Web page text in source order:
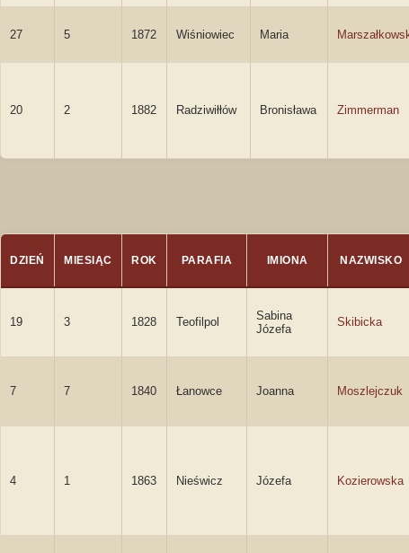
27 5 1872 Wiśniowiec Maria
20 2 1882 Radziwiłłów Bronisława Zimmerman
DZIEŃ MIESIĄC ROK PARAFIA IMIONA NAZWISKO
19 3 1828 Teofilpol
Sabina
Józefa
Skibicka
7 7 1840 Łanowce Joanna Moszlejczuk
4 1 1863 Nieświcz Józefa Kozierowska